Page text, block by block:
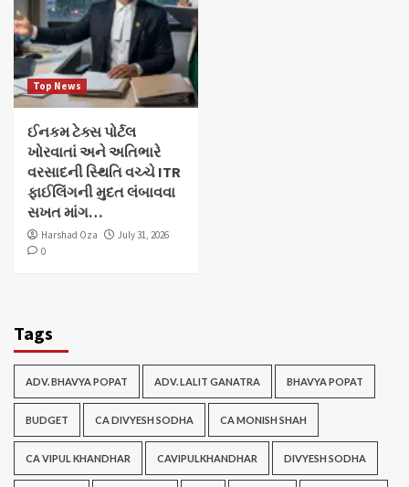
Top News
ઈનકમ ટેક્સ પોર્ટલ
ખોરવાતાં અને અતિભારે
વરસાદની સ્થિતિ વચ્ચે ITR
ફાઈલિંગની મુદત લંબાવવા
સખત માંગ…
Harshad Oza
July 31, 2026
0
Tags
ADV. BHAVYA POPAT ADV. LALIT GANATRA BHAVYA POPAT
BUDGET CA DIVYESH SODHA CA MONISH SHAH
CA VIPUL KHANDHAR CAVIPULKHANDHAR DIVYESH SODHA